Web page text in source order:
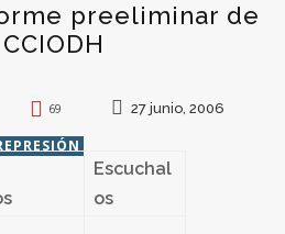
preeliminar de
69 27 junio, 2006
Escuchal
os